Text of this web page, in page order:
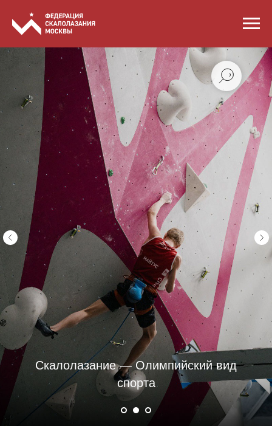
Скалолазание — Олимпийский вид
спорта